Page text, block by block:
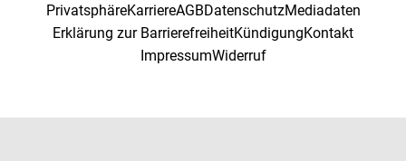
PrivatsphäreKarriereAGBDatenschutzMediadaten
Erklärung zur BarrierefreiheitKündigungKontakt
ImpressumWiderruf